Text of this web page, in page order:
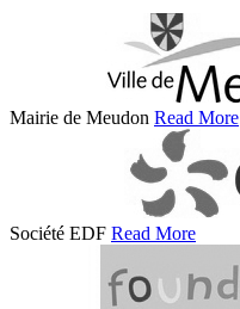
Mairie de Meudon Read More
Société EDF Read More